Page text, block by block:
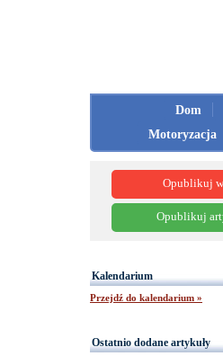
Dom
Motoryzacja
Opublikuj
Opublikuj
Kalendarium
Przejdź do kalendarium »
Ostatnio dodane artykuły